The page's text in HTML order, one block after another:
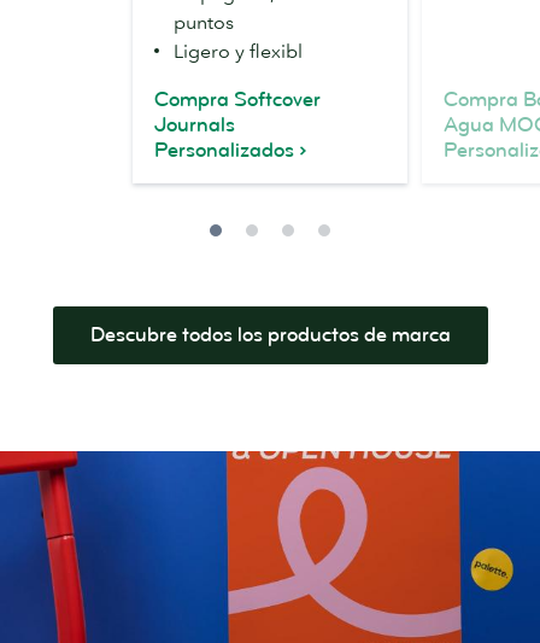
puntos
Ligero y flexibl
Compra Softcover
Journals
Personalizados
Compra
Agua
Descubre todos los productos de marca